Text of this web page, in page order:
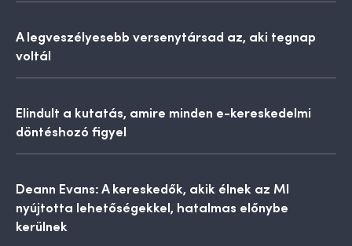
A legveszélyesebb versenytársad az, aki tegnap
voltál
Elindult a kutatás, amire minden e-kereskedelmi
döntéshozó figyel
Deann Evans: A kereskedők, akik élnek az MI
nyújtotta lehetőségekkel, hatalmas előnybe
kerülnek